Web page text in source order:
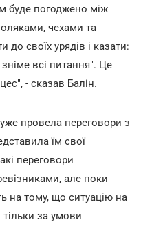
буде погоджено між
чехами та
своїх урядів і казати:
всі питання". Це
- сказав Балін.
провела переговори з
їм свої
переговори
але поки
на тому, що ситуацію на
тільки за умови